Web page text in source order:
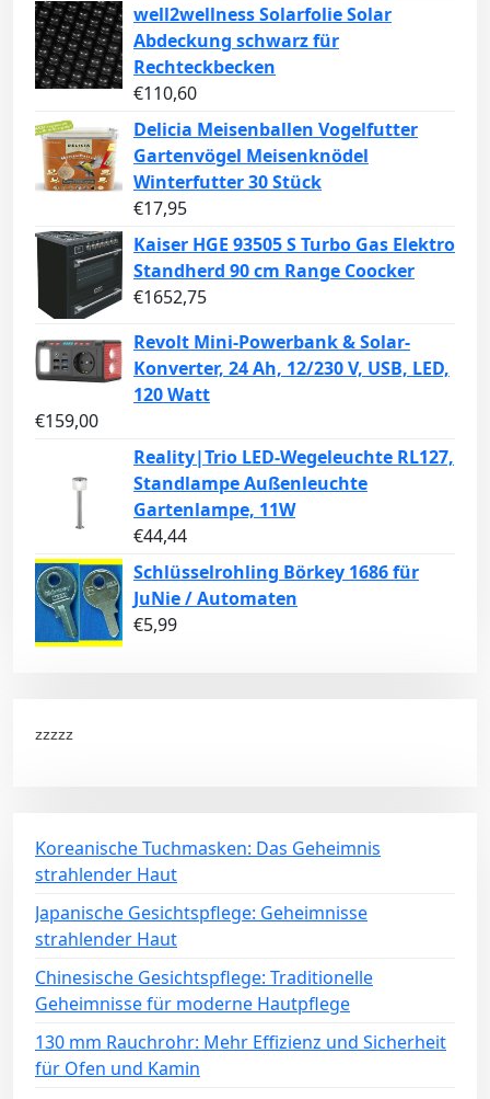
well2wellness Solarfolie Solar
Abdeckung schwarz für
Rechteckbecken
€110,60
Delicia Meisenballen Vogelfutter
Gartenvögel Meisenknödel
Winterfutter 30 Stück
€17,95
Kaiser HGE 93505 S Turbo Gas Elektro
Standherd 90 cm Range Coocker
€1652,75
Revolt Mini-Powerbank & Solar-
Konverter, 24 Ah, 12/230 V, USB, LED,
120 Watt
€159,00
Reality|Trio LED-Wegeleuchte RL127,
Standlampe Außenleuchte
Gartenlampe, 11W
€44,44
Schlüsselrohling Börkey 1686 für
JuNie / Automaten
€5,99
zzzzz
Koreanische Tuchmasken: Das Geheimnis
strahlender Haut
Japanische Gesichtspflege: Geheimnisse
strahlender Haut
Chinesische Gesichtspflege: Traditionelle
Geheimnisse für moderne Hautpflege
130 mm Rauchrohr: Mehr Effizienz und Sicherheit
für Ofen und Kamin